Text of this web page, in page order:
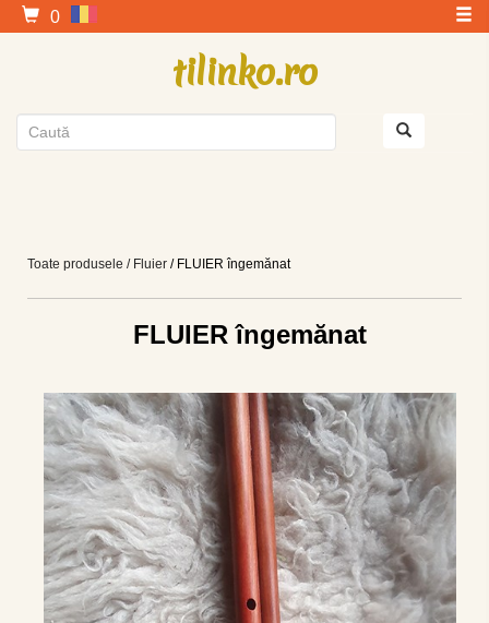
0
tilinko.ro
Toate produsele / Fluier / FLUIER îngemănat
FLUIER îngemănat